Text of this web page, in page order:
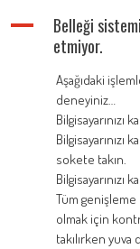
A
Belleği
etmiyor.
Aşağıdaki
deneyiniz…
Bilgisayarınızı
sokete takın.
Bilgisayarınızı
Tüm
olmak için
takılırken yuva